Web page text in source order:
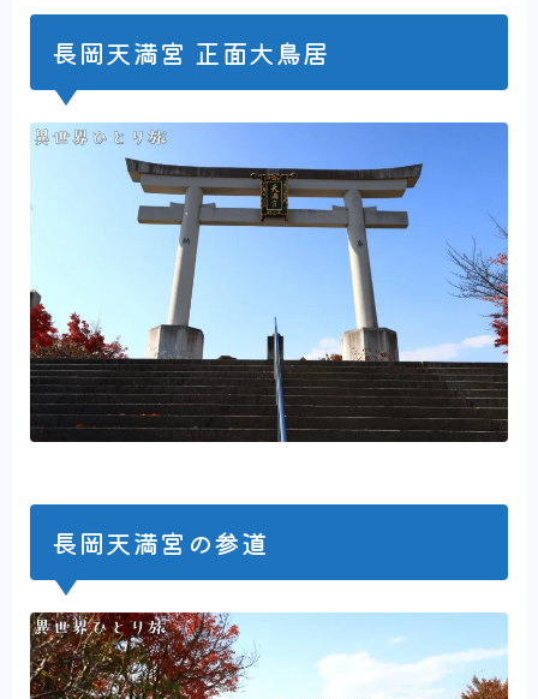
長岡天満宮 正面大鳥居
長岡天満宮の参道